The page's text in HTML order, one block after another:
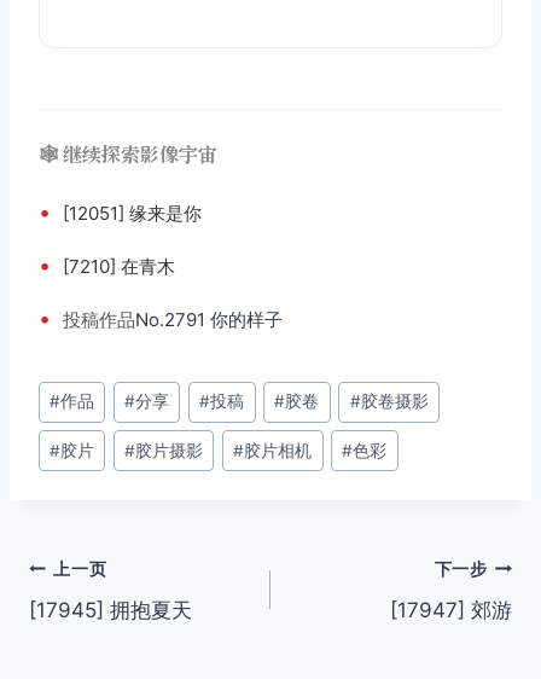
🕸️ 继续探索影像宇宙
• [12051] 缘来是你
• [7210] 在青木
• 投稿作品No.2791 你的样子
文
章
标
#作品 #分享 #投稿 #胶卷 #胶卷摄影
#胶片 #胶片摄影 #胶片相机 #色彩
文
章
上一页
[17945] 拥抱夏天
下一步
[17947] 郊游